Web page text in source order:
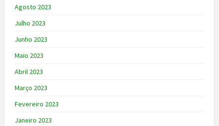
Agosto 2023
Julho 2023
Junho 2023
Maio 2023
Abril 2023
Março 2023
Fevereiro 2023
Janeiro 2023